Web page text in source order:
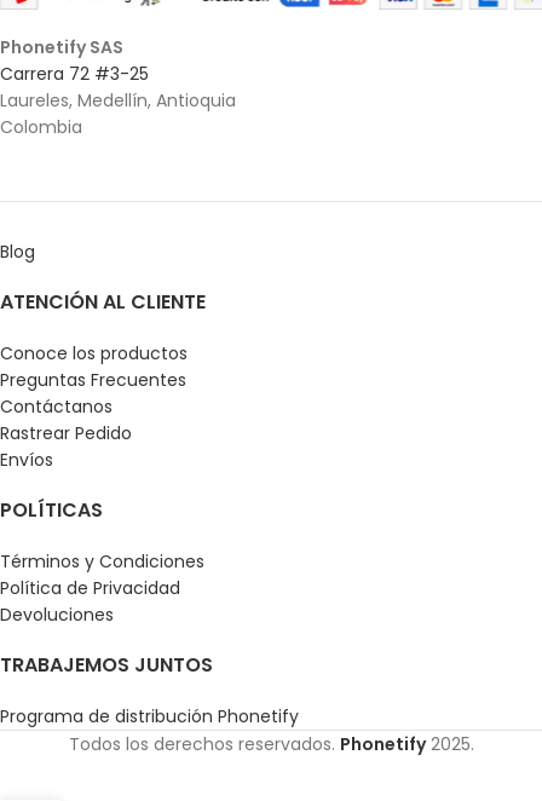
Phonetify SAS
Carrera 72 #3-25
Laureles, Medellín, Antioquia
Colombia
Blog
ATENCIÓN AL CLIENTE
Conoce los productos
Preguntas Frecuentes
Contáctanos
Rastrear Pedido
Envíos
POLÍTICAS
Términos y Condiciones
Política de Privacidad
Devoluciones
TRABAJEMOS JUNTOS
Programa de distribución Phonetify
Todos los derechos reservados. Phonetify2025.